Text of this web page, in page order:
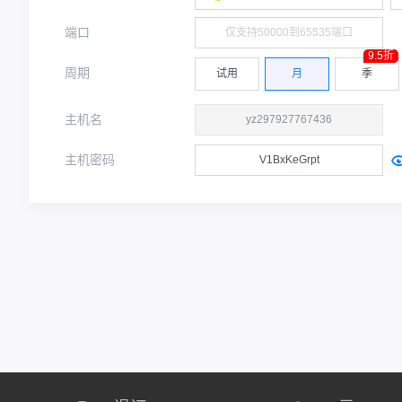
端口
周期 试用 月 季
9.5折
主机名
主机密码